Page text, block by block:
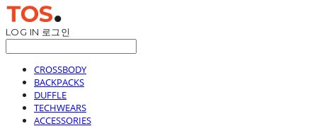
LOG IN 로그인
CROSSBODY
BACKPACKS
DUFFLE
TECHWEARS
ACCESSORIES